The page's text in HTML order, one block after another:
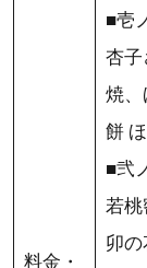
料金・
■壱
杏子
焼、
餅
■弐
若
卯